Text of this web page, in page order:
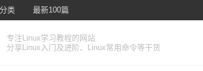
类 最新100篇
专注Linux学习教程的网站
分享Linux入门及进阶、Linux常用命令等干货